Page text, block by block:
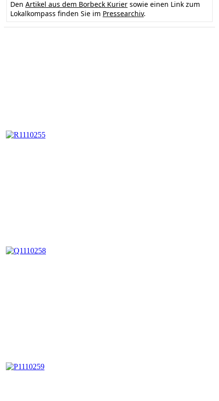
Den Artikel aus dem Borbeck Kurier sowie einen Link zum
Lokalkompass finden Sie im Pressearchiv.